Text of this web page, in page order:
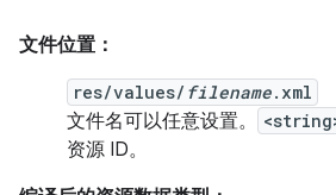
文件位置：
res/values/ filename.xml
文件名可以任意设置。
资源 ID。